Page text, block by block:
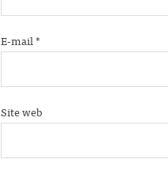
E-mail*
Site web